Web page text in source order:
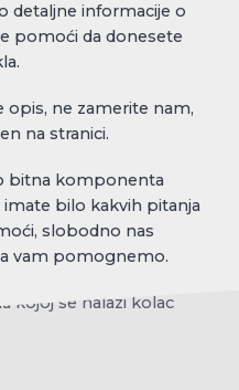
detaljne informacije o
pomoći da donesete
opis, ne zamerite nam,
na stranici.
bitna komponenta
bilo kakvih pitanja
slobodno nas
vam pomognemo.